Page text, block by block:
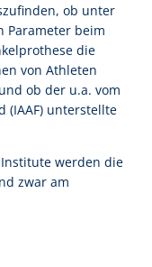
ob unter
Parameter beim
die
von Athleten
ob der u.a. vom
(IAAF) unterstellte
werden die
zwar am